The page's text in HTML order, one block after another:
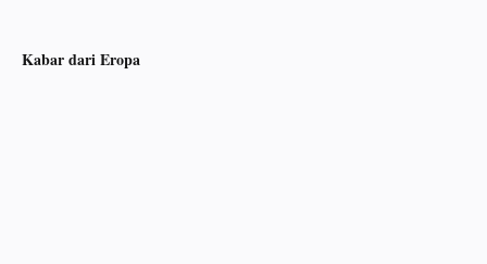
Kabar dari Eropa